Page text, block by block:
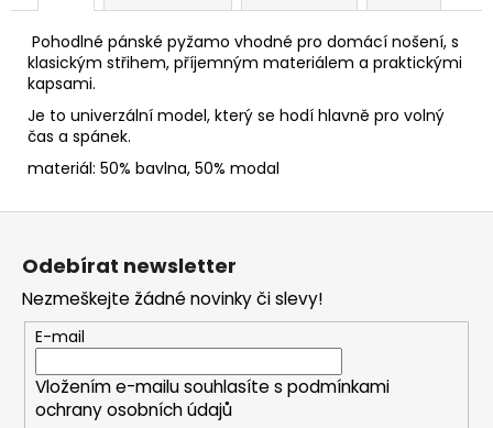
Pohodlné pánské pyžamo vhodné pro domácí nošení, s
klasickým střihem, příjemným materiálem a praktickými
kapsami.
Je to univerzální model, který se hodí hlavně pro volný
čas a spánek.
materiál: 50% bavlna, 50% modal
Z
Odebírat newsletter
Nezmeškejte žádné novinky či slevy!
E-mail
Vložením e-mailu souhlasíte s podmínkami
ochrany osobních údajů